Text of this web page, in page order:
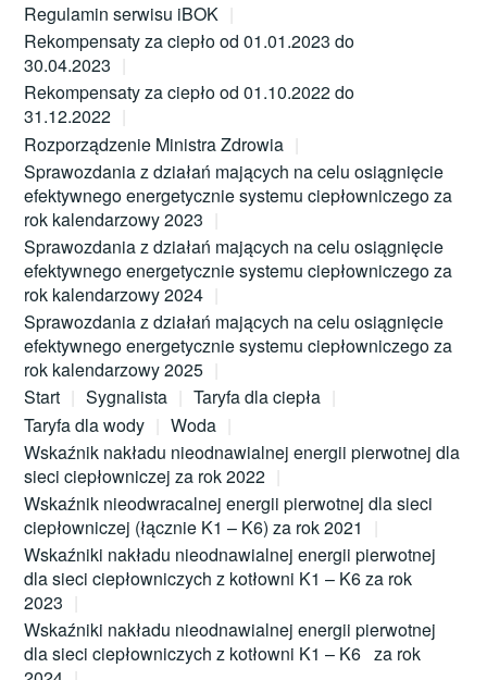
Regulamin serwisu iBOK
Rekompensaty za ciepło od 01.01.2023 do
30.04.2023
Rekompensaty za ciepło od 01.10.2022 do
31.12.2022
Rozporządzenie Ministra Zdrowia
Sprawozdania z działań mających na celu osiągnięcie
efektywnego energetycznie systemu ciepłowniczego za
rok kalendarzowy 2023
Sprawozdania z działań mających na celu osiągnięcie
efektywnego energetycznie systemu ciepłowniczego za
rok kalendarzowy 2024
Sprawozdania z działań mających na celu osiągnięcie
efektywnego energetycznie systemu ciepłowniczego za
rok kalendarzowy 2025
Start
Sygnalista
Taryfa dla ciepła
Taryfa dla wody
Woda
Wskaźnik nakładu nieodnawialnej energii pierwotnej dla
sieci ciepłowniczej za rok 2022
Wskaźnik nieodwracalnej energii pierwotnej dla sieci
ciepłowniczej (łącznie K1 – K6) za rok 2021
Wskaźniki nakładu nieodnawialnej energii pierwotnej
dla sieci ciepłowniczych z kotłowni K1 – K6 za rok
2023
Wskaźniki nakładu nieodnawialnej energii pierwotnej
dla sieci ciepłowniczych z kotłowni K1 – K6 za rok